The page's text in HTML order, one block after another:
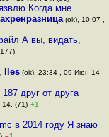
Когда мне
(ok), 10:07 ,
А вы, видать,
, Iles (ok), 23:34 , 09-Июн-14,
друг от друга
(71) +1
в 2014 году Я знаю